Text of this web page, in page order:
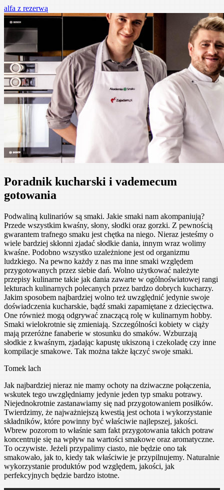
Przejdź
do
treści
alfa z rezerwą
Poradnik kucharski i vademecum
gotowania
Podwaliną kulinariów są smaki. Jakie smaki nam akompaniują?
Przede wszystkim kwaśny, słony, słodki oraz gorzki. Z pewnością
gwarantem trafnego smaku jest chętka na niego. Nieraz jesteśmy o
wiele bardziej skłonni zjadać słodkie dania, innym wraz wolimy
kwaśne. Podobno wszystko uzależnione jest od organizmu
ludzkiego. Na pewno każdy z nas ma inne smaki względem
przygotowanych przez siebie dań. Wolno użytkować należyte
przepisy kulinarne takie jak dania zawarte w ogólnoświatowej rangi
lekturach kulinarnych polecanych przez bardzo dobrych kucharzy.
Jakim sposobem najbardziej wolno też uwzględnić jedynie swoje
doświadczenia kucharskie, bądź smaki zapamiętane z dziecięctwa.
One również mogą odgrywać znaczącą rolę w kulinarnym hobby.
Smaki wielokrotnie się zmieniają. Szczególności kobiety w ciąży
mają przeróżne fanaberie w stosunku do smaków. Wzburzają
słodkie z kwaśnym, zjadając kapustę ukiszoną i czekoladę czy inne
kompilacje smakowe. Tak można także łączyć swoje smaki.
Tomek lach
Jak najbardziej nieraz nie mamy ochoty na dziwaczne połączenia,
wskutek tego uwzględniamy jedynie jeden typ smaku potrawy.
Niejednokrotnie zastanawiamy się nad przygotowaniem posiłków.
Twierdzimy, że najważniejszą kwestią jest ochota i wykorzystanie
składników, które powinny być właściwie najlepszej, jakości.
Wbrew pozorom to właśnie sam fakt przygotowania takich potraw
koncentruje się na wpływ na wartości smakowe oraz aromatyczne.
To oczywiste. Jeżeli przypalimy ciasto, nie będzie ono tak
smakowało, jak to, kiedy tak właściwie je przypilnujemy. Naturalnie
wykorzystanie produktów pod względem, jakości, jak
perfekcyjnych będzie bardzo istotne.